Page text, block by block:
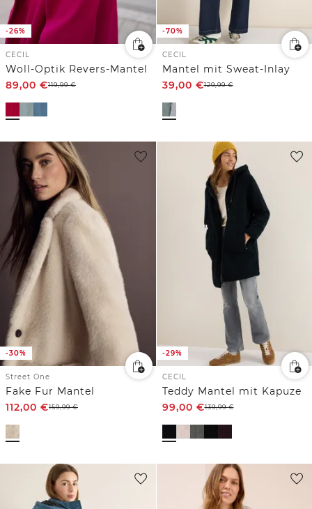
-26%
CECIL
Woll-Optik Revers-Mantel
89,00 €119,99€
-70%
CECIL
Mantel mit Sweat-Inlay
39,00 €129,99€
-30%
Street One
Fake Fur Mantel
112,00 €159,99€
-29%
CECIL
Teddy Mantel mit Kapuze
99,00 €139,99€